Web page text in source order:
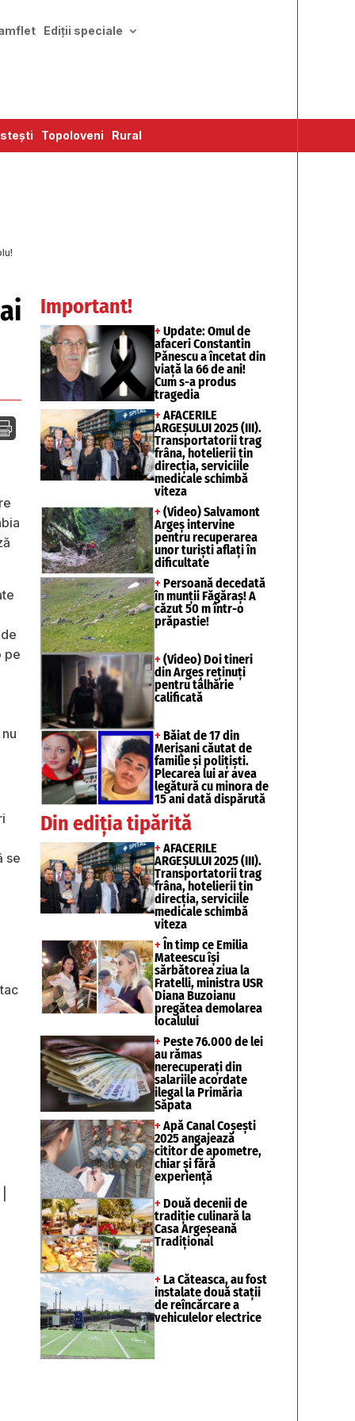
Ediții speciale
Topoloveni Rural
pe
se
Important!
+ Update: Omul de
afaceri Constantin
Pănescu a încetat din
viață la 66 de ani!
Cum s-a produs
tragedia
+ AFACERILE
ARGEȘULUI 2025 (III).
Transportatorii trag
frâna, hotelierii țin
direcția, serviciile
medicale schimbă
viteza
+ (Video) Salvamont
Argeș intervine
pentru recuperarea
unor turişti aflaţi în
dificultate
+ Persoană decedată
în munții Făgăraș! A
căzut 50 m într-o
prăpastie!
+ (Video) Doi tineri
din Argeș reținuți
pentru tâlhărie
calificată
+ Băiat de 17 din
Merișani căutat de
familie și polițiști.
Plecarea lui ar avea
legătură cu minora de
15 ani dată dispărută
Din ediția tipărită
+ AFACERILE
ARGEȘULUI 2025 (III).
Transportatorii trag
frâna, hotelierii țin
direcția, serviciile
medicale schimbă
viteza
+ În timp ce Emilia
Mateescu își
sărbătorea ziua la
Fratelli, ministra USR
Diana Buzoianu
pregătea demolarea
localului
+ Peste 76.000 de lei
au rămas
nerecuperați din
salariile acordate
ilegal la Primăria
Săpata
+ Apă Canal Coșești
2025 angajează
cititor de apometre,
chiar și fără
experiență
+ Două decenii de
tradiție culinară la
Casa Argeșeană
Tradițional
+ La Căteasca, au fost
instalate două stații
de reîncărcare a
vehiculelor electrice